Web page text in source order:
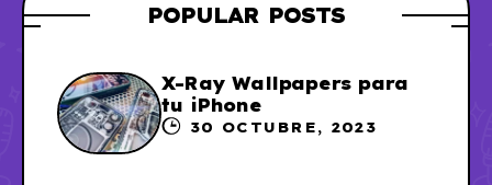
POPULAR POSTS
X-Ray Wallpapers para
tu iPhone
30 OCTUBRE, 2023